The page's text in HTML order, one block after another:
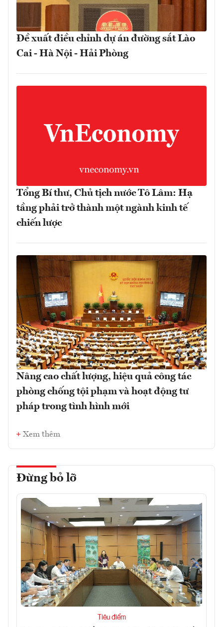
Đề xuất điều chỉnh dự án đường sắt Lào
Cai - Hà Nội - Hải Phòng
Tổng Bí thư, Chủ tịch nước Tô Lâm: Hạ
tầng phải trở thành một ngành kinh tế
chiến lược
Nâng cao chất lượng, hiệu quả công tác
phòng chống tội phạm và hoạt động tư
pháp trong tình hình mới
Xem thêm
Đừng bỏ lỡ
Tiêu điểm